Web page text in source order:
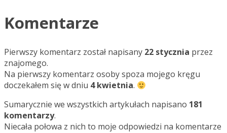
Komentarze
Pierwszy komentarz został napisany 22 stycznia przez
znajomego.
Na pierwszy komentarz osoby spoza mojego kręgu
doczekałem się w dniu 4 kwietnia.
Sumarycznie we wszystkich artykułach napisano 181
komentarzy.
Niecała połowa z nich to moje odpowiedzi na komentarze